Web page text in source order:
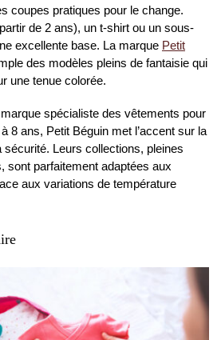
coupes pratiques pour le change.
de 2 ans), un t-shirt ou un sous-
excellente base. La marque Petit
des modèles pleins de fantaisie qui
une tenue colorée.
spécialiste des vêtements pour
8 ans, Petit Béguin met l’accent sur la
Leurs collections, pleines
sont parfaitement adaptées aux
aux variations de température